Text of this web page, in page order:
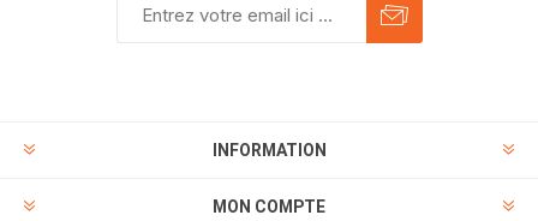
INFORMATION
MON COMPTE